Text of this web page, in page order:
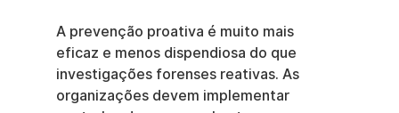
A prevenção proativa é muito mais
eficaz e menos dispendiosa do que
investigações forenses reativas. As
organizações devem implementar